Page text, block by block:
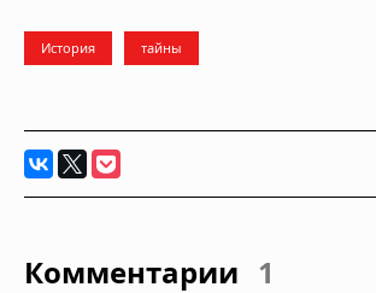
История тайны
Комментарии 1